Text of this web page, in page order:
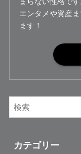
エンタメや資産
ます！
カテゴリー